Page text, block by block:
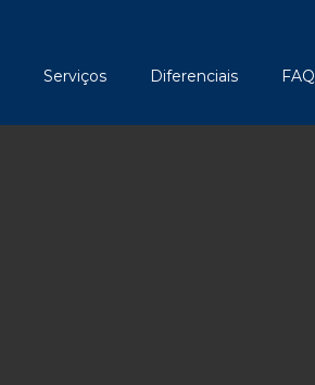
Serviços Diferenciais FAQ